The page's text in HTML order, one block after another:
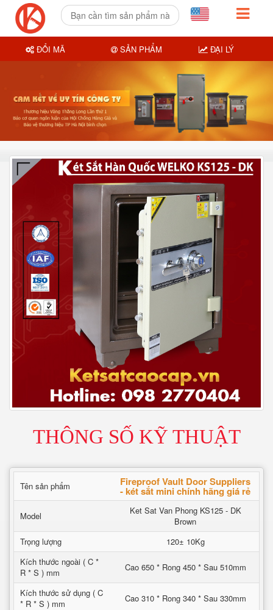
THÔNG SỐ KỸ THUẬT
Tên sản phẩm Fireproof Vault Door Suppliers
- két sắt mini chính hãng giá rẻ
Model
Ket Sat Van Phong KS125 - DK
Brown
Trọng lượng
120± 10Kg
Kích thước ngoài ( C *
R * S ) mm
Cao 650 * Rong 450 * Sau 510mm
Kích thước sử dụng ( C
* R * S ) mm
Cao 310 * Rong 340 * Sau 330mm
ĐỔI MÃ SẢN PHẨM ĐẠI LÝ